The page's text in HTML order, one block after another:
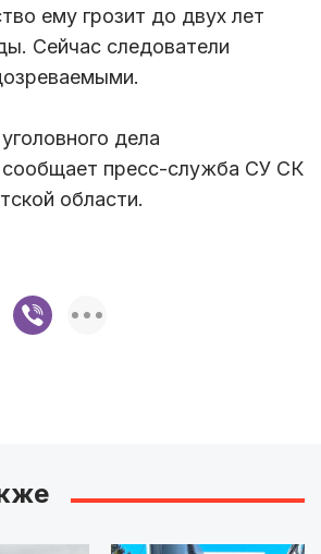
ему грозит до двух лет
Сейчас следователи
дела
пресс-служба СУ СК
области.